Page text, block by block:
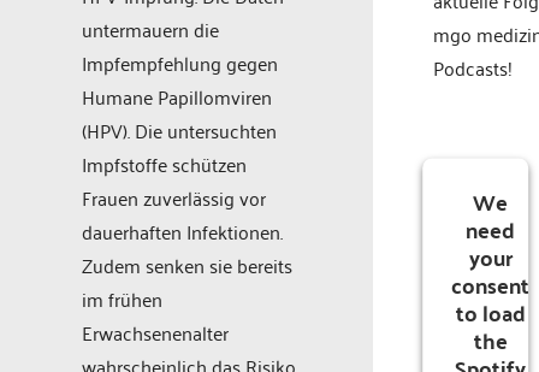
untermauern die
Impfempfehlung gegen
Humane Papillomviren
(HPV). Die untersuchten
Impfstoffe schützen
Frauen zuverlässig vor
dauerhaften Infektionen.
Zudem senken sie bereits
im frühen
Erwachsenenalter
mgo
Podcasts!
We
need
your
consent
to load
the